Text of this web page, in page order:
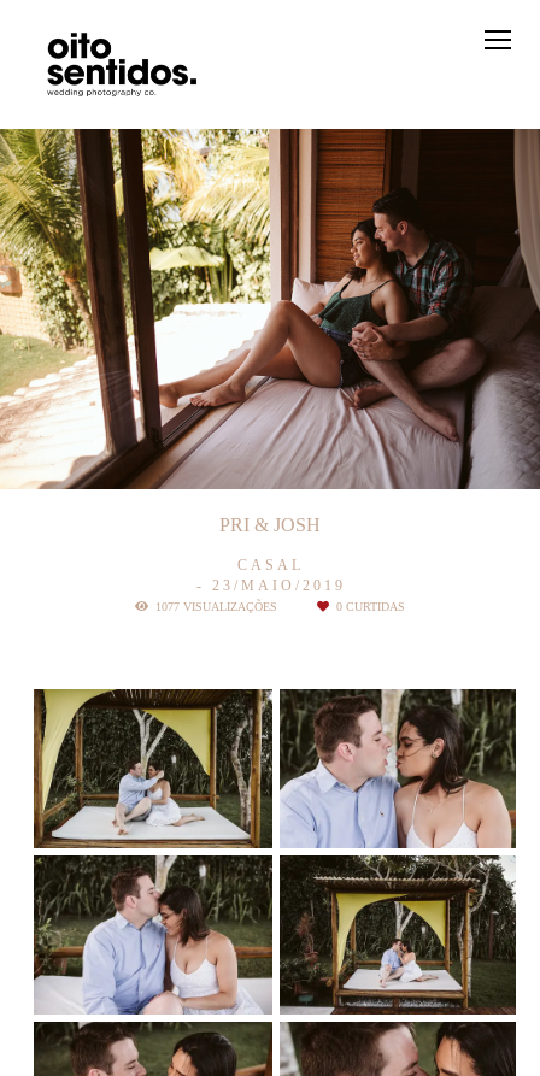
CASAL
23/MAIO/2019
PRI & JOSH
1077 VISUALIZAÇÕES 0 CURTIDAS